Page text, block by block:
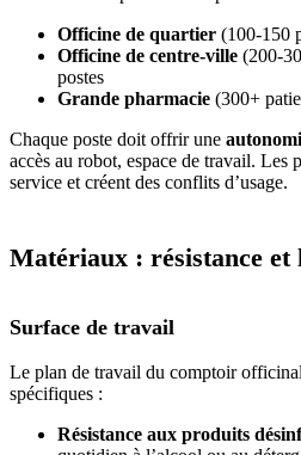
Officine de quartier (100-150
Officine de centre-ville (200-
postes
Grande pharmacie (300+
Chaque poste doit offrir une
accès au robot, espace de travail. Les
service et créent des conflits d’usage.
Matériaux : résistance et
Surface de travail
Le plan de travail du comptoir
spécifiques :
Résistance aux produits